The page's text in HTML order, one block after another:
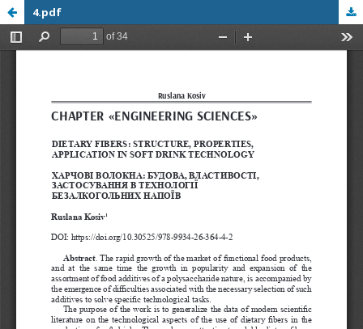
4.pdf